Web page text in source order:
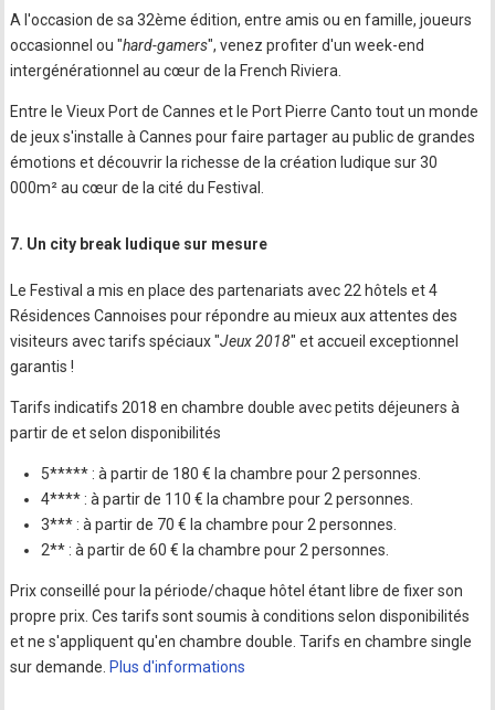
A l'occasion de sa 32ème édition, entre amis ou en famille, joueurs
occasionnel ou "hard-gamers", venez profiter d'un week-end
intergénérationnel au cœur de la French Riviera.
Entre le Vieux Port de Cannes et le Port Pierre Canto tout un monde
de jeux s'installe à Cannes pour faire partager au public de grandes
émotions et découvrir la richesse de la création ludique sur 30
000m² au cœur de la cité du Festival.
7. Un city break ludique sur mesure
Le Festival a mis en place des partenariats avec 22 hôtels et 4
Résidences Cannoises pour répondre au mieux aux attentes des
visiteurs avec tarifs spéciaux "Jeux 2018" et accueil exceptionnel
garantis !
Tarifs indicatifs 2018 en chambre double avec petits déjeuners à
partir de et selon disponibilités
5***** : à partir de 180 € la chambre pour 2 personnes.
4**** : à partir de 110 € la chambre pour 2 personnes.
3*** : à partir de 70 € la chambre pour 2 personnes.
2** : à partir de 60 € la chambre pour 2 personnes.
Prix conseillé pour la période/chaque hôtel étant libre de fixer son
propre prix. Ces tarifs sont soumis à conditions selon disponibilités
et ne s'appliquent qu'en chambre double. Tarifs en chambre single
sur demande. Plus d'informations